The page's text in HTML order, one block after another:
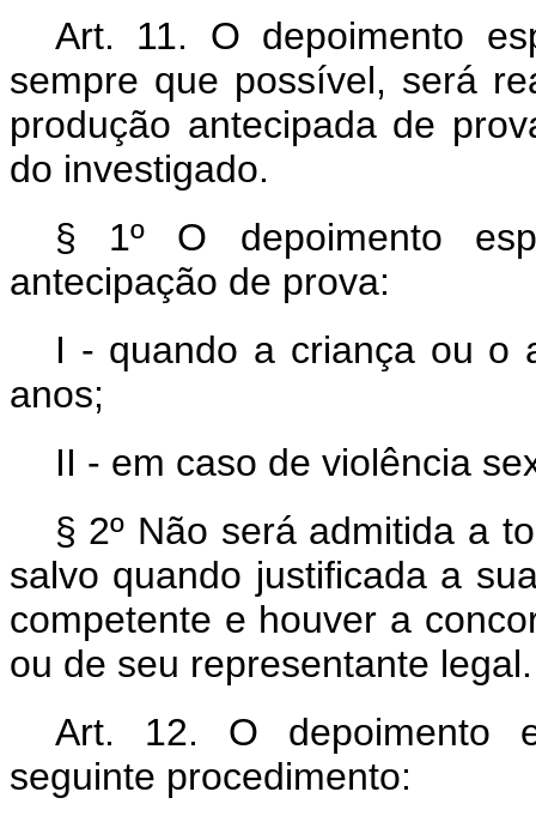
Art. 11. O depoimento
sempre que possível, será
produção antecipada de
do investigado.
§ 1º O depoimento
antecipação de prova:
I - quando a criança ou o
anos;
II - em caso de violência
§ 2º Não será admitida a
salvo quando justificada a
competente e houver a
ou de seu representante legal.
Art. 12. O depoimento
seguinte procedimento: